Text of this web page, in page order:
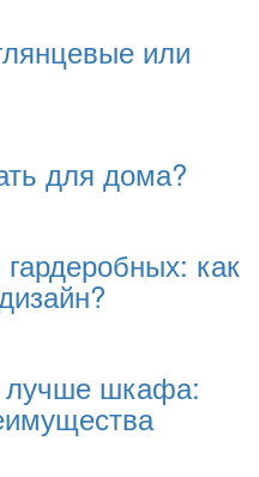
или
для дома?
как
лучше шкафа: